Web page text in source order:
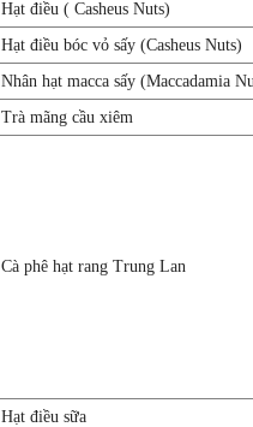
Hạt điều ( Casheus Nuts)
Hạt điều bóc vỏ sấy (Casheus Nuts)
Nhân hạt macca sấy (Maccadamia
Trà mãng cầu xiêm
Cà phê hạt rang Trung Lan
Hạt điều sữa